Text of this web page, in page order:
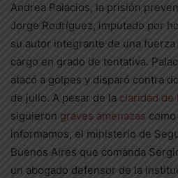
Andrea Palacios, la prisión
Jorge Rodríguez, imputado por
su autor integrante de una
cargo en grado de tentativa.
atacó a golpes y disparó contra
de julio. A pesar de la claridad de
siguieron graves amenazas
informamos, el ministerio de
Buenos Aires que comanda
un abogado defensor de la